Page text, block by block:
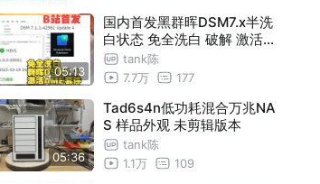
05:13
国内首发黑群晖DSM7.x半洗
白状态 免全洗白 破解 激活Ad
vanced Media Extensions 3
.0/3.1或以上版本套件 TANK
tank陈
7.7万
177
05:36
Tad6s4n低功耗混合万兆NA
S 样品外观 未剪辑版本
tank陈
1.1万
109